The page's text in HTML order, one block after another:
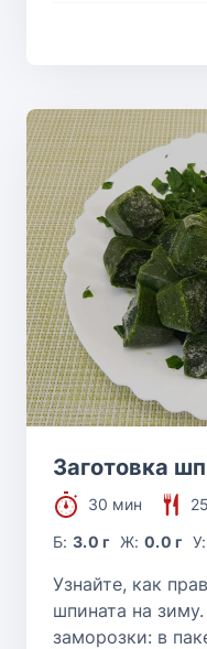
Заготовка
30 мин
Б:3.0 г Ж: 0.0 г У:
Узнайте, как
шпината на
заморозки: в